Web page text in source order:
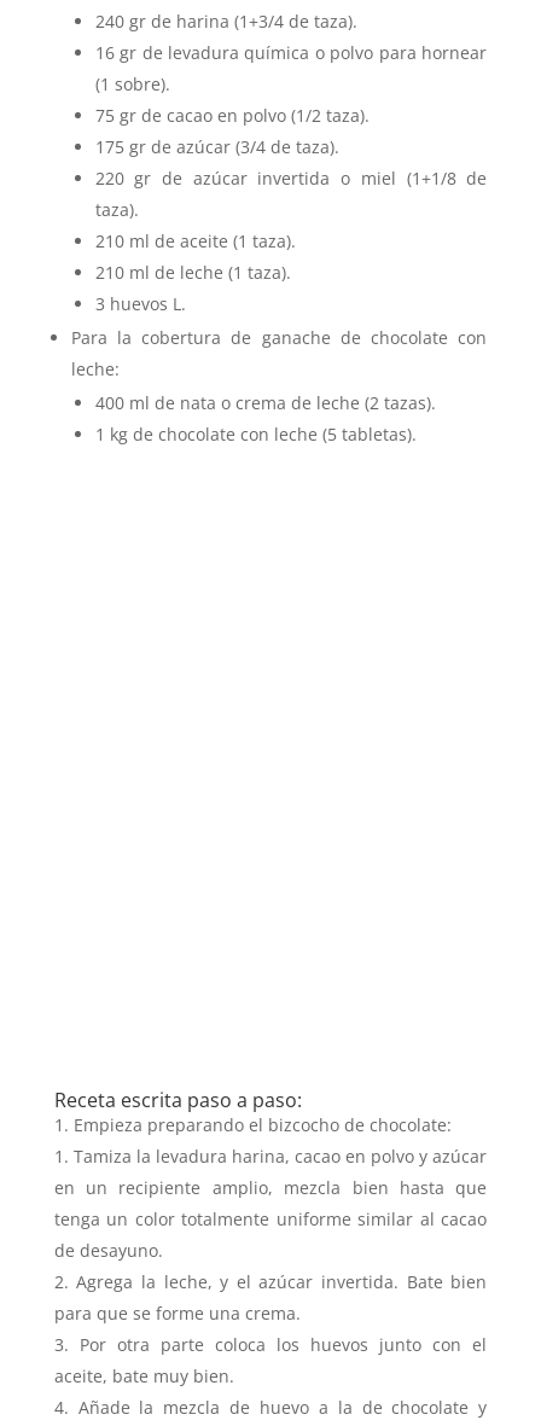
240 gr de harina (1+3/4 de taza).
16 gr de levadura química o polvo para hornear
(1 sobre).
75 gr de cacao en polvo (1/2 taza).
175 gr de azúcar (3/4 de taza).
220 gr de azúcar invertida o miel (1+1/8 de
taza).
210 ml de aceite (1 taza).
210 ml de leche (1 taza).
3 huevos L.
Para la cobertura de ganache de chocolate con
leche:
400 ml de nata o crema de leche (2 tazas).
1 kg de chocolate con leche (5 tabletas).
Receta escrita paso a paso:
Empieza preparando el bizcocho de chocolate:
Tamiza la levadura harina, cacao en polvo y azúcar
en un recipiente amplio, mezcla bien hasta que
tenga un color totalmente uniforme similar al cacao
de desayuno.
Agrega la leche, y el azúcar invertida. Bate bien
para que se forme una crema.
Por otra parte coloca los huevos junto con el
aceite, bate muy bien.
Añade la mezcla de huevo a la de chocolate y